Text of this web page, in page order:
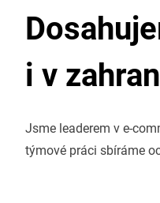
i v
Jsme leaderem v e-
týmové práci sbíráme